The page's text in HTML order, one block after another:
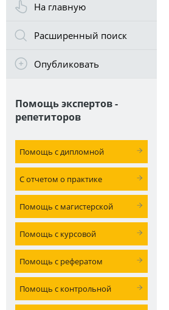
На главную
Расширенный поиск
Опубликовать
Помощь экспертов -
репетиторов
Помощь с дипломной
С отчетом о практике
Помощь с магистерской
Помощь с курсовой
Помощь с рефератом
Помощь с контрольной